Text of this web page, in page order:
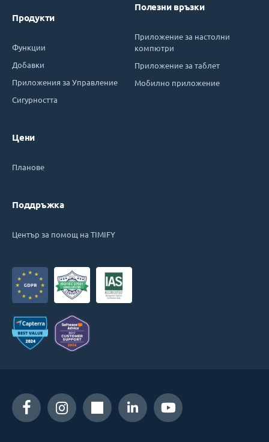
Продукти
Функции
Добавки
Приложения за Управление
Сигурността
Цени
Планове
Поддръжка
Център за помощ на TIMIFY
Полезни връзки
Приложение за настолни
компютри
Приложение за таблет
Мобилно приложение